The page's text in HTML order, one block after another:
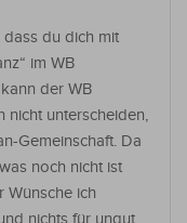
du dich mit
im WB
der WB
nicht unterscheiden,
Gemeinschaft. Da
noch nicht ist
Wünsche ich
nichts für ungut.